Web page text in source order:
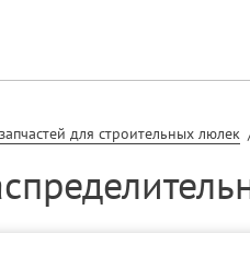
для строительных люлек